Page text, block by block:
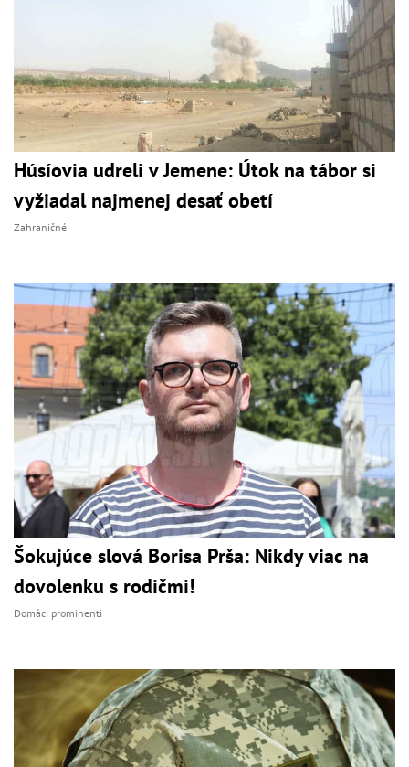
Húsíovia udreli v Jemene: Útok na tábor si
vyžiadal najmenej desať obetí
Zahraničné
Šokujúce slová Borisa Prša: Nikdy viac na
dovolenku s rodičmi!
Domáci prominenti